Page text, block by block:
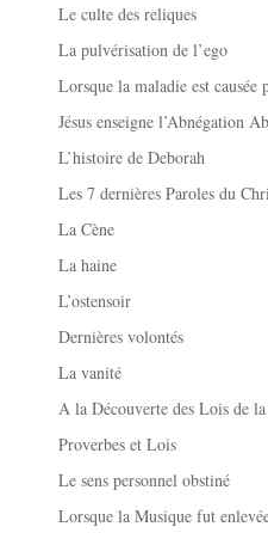
Le culte des reliques
La pulvérisation de l’ego
Lorsque la maladie est causée
Jésus enseigne l’Abnégation
L’histoire de Deborah
Les 7 dernières Paroles du
La Cène
La haine
L’ostensoir
Dernières volontés
La vanité
A la Découverte des Lois de
Proverbes et Lois
Le sens personnel obstiné
Lorsque la Musique fut